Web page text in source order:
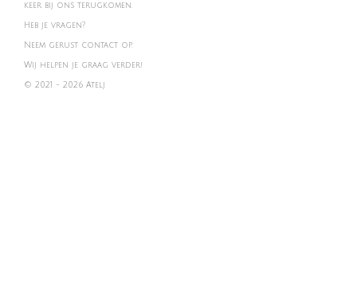
keer bij ons terugkomen.
Heb je vragen?
Neem gerust contact op.
Wij helpen je graag verder!
© 2021 - 2026 Atelj